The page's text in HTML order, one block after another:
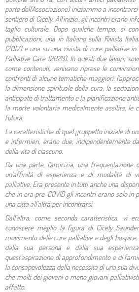
parte dell’Associazione) iniziammo a
sentiero di Cicely. All’inizio, gli incontri erano
taglio culturale. Dopo qualche tempo, si
pubblicazioni, una in Italiano sulla Rivista
(2017) e una su una rivista di cure palliative
Palliative Care (2020). In questi due lavori,
come contenuti, venivano riprese le
confronti di alcune tematiche maggiori:
la dimensione spirituale della cura, la
anticipate di trattamento e la pianificazione
la morte volontaria medicalmente assitita, le
futura.
La caratteristiche di quel gruppetto iniziale di
e infermieri, erano due, indipendentemente
della vita di ciascuno.
Da una parte, l’amicizia, una
un’affinità di esperienza e di modalità di
palliative. Era presente in tutti anche una
che in era pre-COVID gli incontri erano solo in
una città all’altra per incontrarsi.
Dall’altra, come seconda caratteristica, vi
conoscere meglio la figura di Cicely
movimento delle cure palliative e degli
dalla sua persona e dalla sua
quest’aspirazione di approfondimento e di
la consapevolezza della necessità di una sua
che molti dei giovani o meno giovani
affatto.